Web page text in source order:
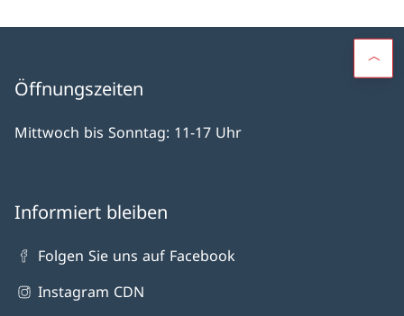
Öffnungszeiten
Mittwoch bis Sonntag: 11-17 Uhr
Informiert bleiben
Folgen Sie uns auf Facebook
Instagram CDN